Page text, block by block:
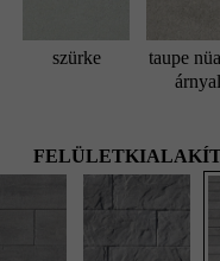
szürke
taupe